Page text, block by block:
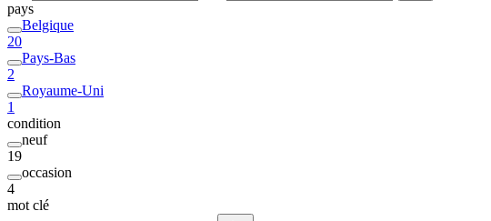
pays
Belgique
20
Pays-Bas
2
Royaume-Uni
1
condition
neuf
19
occasion
4
mot clé